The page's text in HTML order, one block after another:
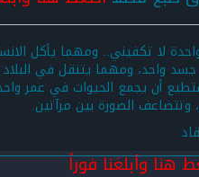
لا تكفيني.. ومهما يأكل
واحد، ومهما يتنقل في البلاد
أن يجمع الحيوات في عمر
الصورة بين مرآتين.
هنا وأبلغنا فوراً